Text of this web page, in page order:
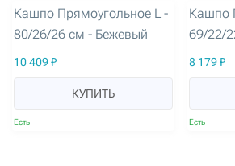
Кашпо Прямоугольное L -
80/26/26 см - Бежевый
10 409 ₽
КУПИТЬ
Есть
Кашпо
69/22/
8 179 ₽
Есть